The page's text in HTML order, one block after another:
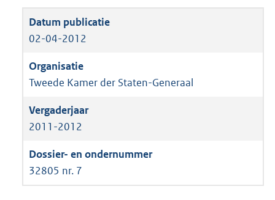
02-04-2012
Tweede Kamer der Staten-Generaal
2011-2012
32805 nr. 7